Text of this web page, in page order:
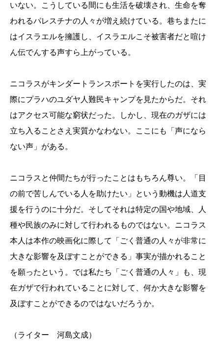
いない。こうしている間にも生活を破壊され、生命を奪
われるパレスチナの人々が増え続けている。巷ちまたに
はイスラエルを擁護し、イスラエルこそ被害者だと喧け
ん伝でんする声すら上がっている。
ニコラスがキンダートランスポートを実行したのは、実
際にプラハのユダヤ人難民キャンプを見たからだ。それ
はアクセス可能な窮状だった。しかし、現在のガザには
立ち入ることさえ実質かなわない。ここにも「声になら
ない声」がある。
ニコラスと仲間たちが行ったことはもちろん尊い。「目
の前で苦しんでいる人を助けたい」という動機は人道支
援を行うのに十分だ。そしてそれは特定の国や地域、人
種や民族のみに対して行われるものではない。ニコラス
本人は本作の映画化に際して「ごく普通の人々が非常に
大きな影響を及ぼすことができる」事実が描かれること
を願ったという。では私たち「ごく普通の人々」も、現
在ガザで行われていることに対して、何か大きな影響を
及ぼすことができるのではないだろうか。
（ライター 河島文成）